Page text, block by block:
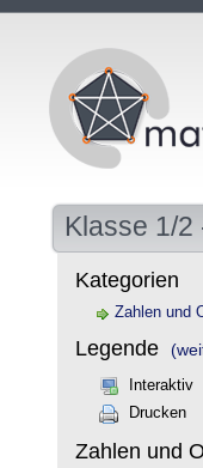
Klasse 1/
Kategorien
Zahlen und
Legende
Interaktiv
Drucken
Zahlen und